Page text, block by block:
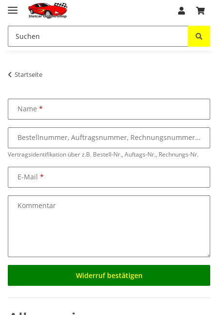
Startseite
Name
Vertragsidentifikation über z.B. Bestell-Nr., Auftags-Nr., Rechnungs-Nr.
Bestellnummer, Auftragsnummer, Rechnungsnummer
E-Mail
Kommentar
Widerruf bestätigen